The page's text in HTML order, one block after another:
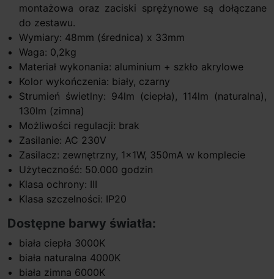
montażowa oraz zaciski sprężynowe są dołączane
do zestawu.
Wymiary: 48mm (średnica) x 33mm
Waga: 0,2kg
Materiał wykonania: aluminium + szkło akrylowe
Kolor wykończenia: biały, czarny
Strumień świetlny: 94lm (ciepła), 114lm (naturalna),
130lm (zimna)
Możliwości regulacji: brak
Zasilanie: AC 230V
Zasilacz: zewnętrzny, 1x1W, 350mA w komplecie
Użyteczność: 50.000 godzin
Klasa ochrony: III
Klasa szczelności: IP20
Dostępne barwy światła:
biała ciepła 3000K
biała naturalna 4000K
biała zimna 6000K